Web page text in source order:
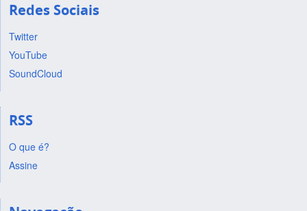
Redes Sociais
Twitter
YouTube
SoundCloud
RSS
O que é?
Assine